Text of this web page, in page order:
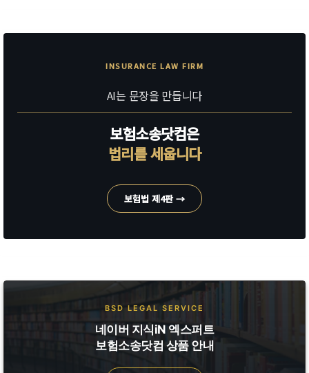
INSURANCE LAW FIRM
AI는 문장을 만듭니다
보험소송닷컴은
법리를 세웁니다
보험법 제4판 →
BSD LEGAL SERVICE
네이버 지식iN 엑스퍼트
보험소송닷컴 상품 안내